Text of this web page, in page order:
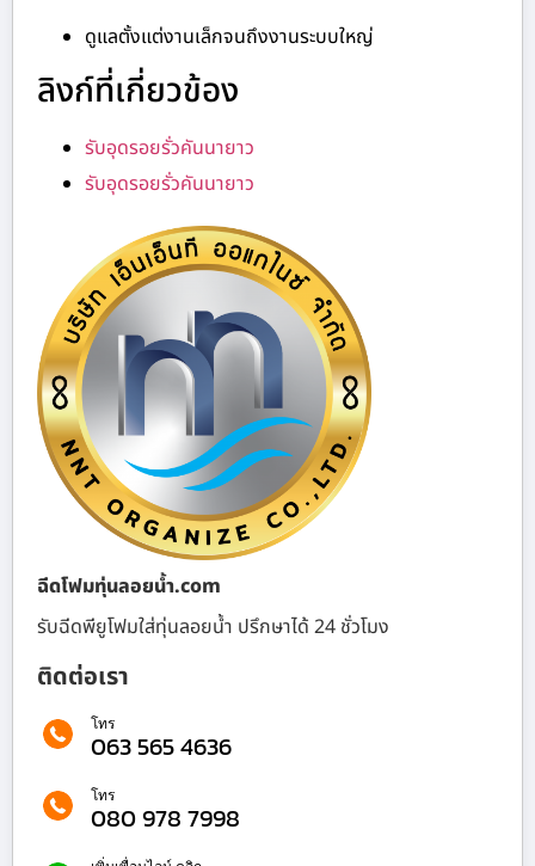
ดูแลตั้งแต่งานเล็กจนถึงงานระบบใหญ่
ลิงก์ที่เกี่ยวข้อง
รับอุดรอยรั่วคันนายาว
รับอุดรอยรั่วคันนายาว
ฉีดโฟมทุ่นลอยน้ำ.com
รับฉีดพียูโฟมใส่ทุ่นลอยน้ำ ปรึกษาได้ 24 ชั่วโมง
ติดต่อเรา
โทร
063 565 4636
โทร
080 978 7998